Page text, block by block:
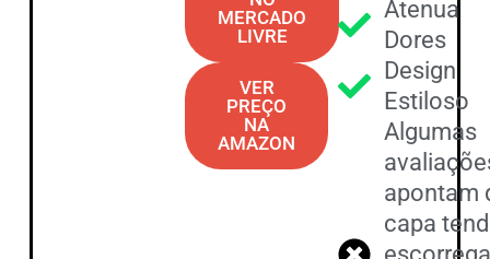
MERCADO
LIVRE
VER
PREÇO
NA
AMAZON
Atenua
Dores
Design
Estiloso
Algumas
apontam
capa